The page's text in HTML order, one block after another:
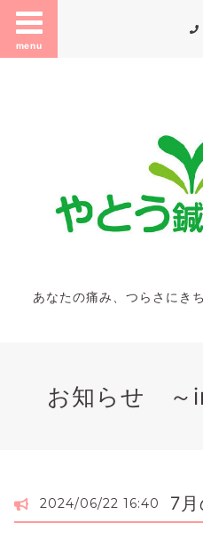
menu
あなたの痛み、つらさにき
お知らせ ～
2024/06/22 16:40 7